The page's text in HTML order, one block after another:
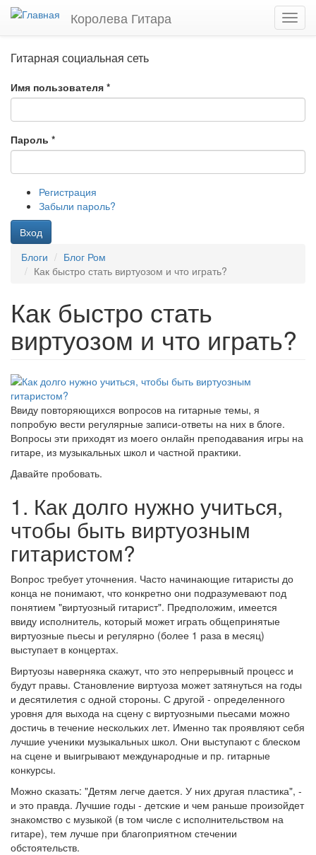
Перейти
Королева Гитара
Гитарная социальная сеть
Имя пользователя *
Пароль *
Регистрация
Забыли пароль?
Вход
Блоги
Блог Ром
Как быстро стать виртуозом и что играть?
Как быстро стать
виртуозом и что играть?
Ввиду повторяющихся вопросов на гитарные темы, я
попробую вести регулярные записи-ответы на них в блоге.
Вопросы эти приходят из моего онлайн преподавания игры на
гитаре, из музыкальных школ и частной практики.
Давайте пробовать.
1. Как долго нужно учиться,
чтобы быть виртуозным
гитаристом?
Вопрос требует уточнения. Часто начинающие гитаристы до
конца не понимают, что конкретно они подразумевают под
понятием "виртуозный гитарист". Предположим, имеется
ввиду исполнитель, который может играть общепринятые
виртуозные пьесы и регулярно (более 1 раза в месяц)
выступает в концертах.
Виртуозы наверняка скажут, что это непрерывный процесс и
будут правы. Становление виртуоза может затянуться на годы
и десятилетия с одной стороны. С другой - определенного
уровня для выхода на сцену с виртуозными пьесами можно
достичь в течение нескольких лет. Именно так проявляют себя
лучшие ученики музыкальных школ. Они выступают с блеском
на сцене и выигрывают международные и пр. гитарные
конкурсы.
Можно сказать: "Детям легче дается. У них другая пластика", -
и это правда. Лучшие годы - детские и чем раньше произойдет
знакомство с музыкой (в том числе с исполнительством на
гитаре), тем лучше при благоприятном стечении
обстоятельств.